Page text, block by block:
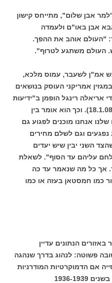
אבן שלום", מתייחס קישון
אבן באו"ם ולעמדה
"העולם אוהב את ההפך.
העולם משתגע לטרוף".
אמ"ן לשעבר, עמוס מלכא,
אמריקני העוסק בנושאים
אריאלה רינגל הופמן ב"ידיעות
אחרונות" ("הגיע זמן להשתגע" 18.1.08). וכך הוא אומר בין
אנחנו מוכנים לפגוע גם
נפגעים וגם לשלם מחירים
השני יבין שיש יעדים
עליהם עד הסוף". לשאלת
אך כל מה שנאמר עד כה
כמו חמסטאן בעזה או כמו
הנתונים עדיין
פשוטה: לנהוג בדרך שנהגה
אם הדמוקרטיות המודרניות
– בריטניה הגדולה. המרד הערבי בשנים 1936-1939